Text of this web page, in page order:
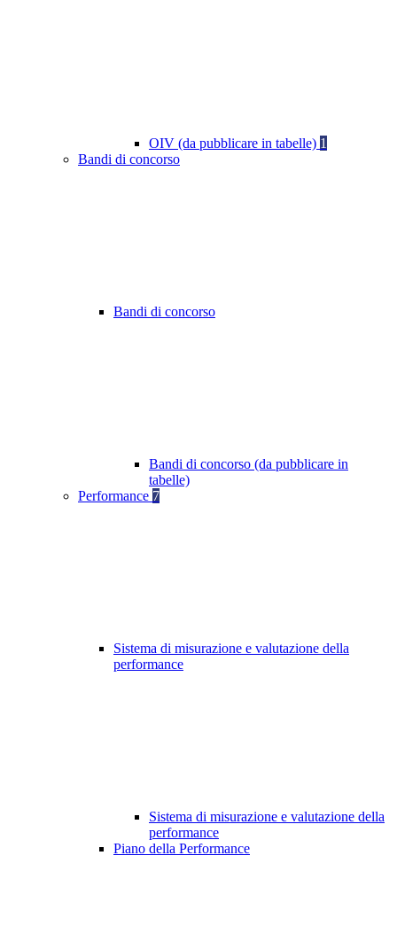
OIV (da pubblicare in tabelle) 1
Bandi di concorso
Bandi di concorso
Bandi di concorso (da pubblicare in
tabelle)
Performance 7
Sistema di misurazione e valutazione della
performance
Sistema di misurazione e valutazione della
performance
Piano della Performance